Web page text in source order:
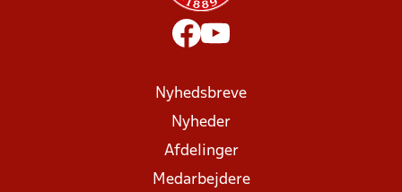
Nyhedsbreve
Nyheder
Afdelinger
Medarbejdere